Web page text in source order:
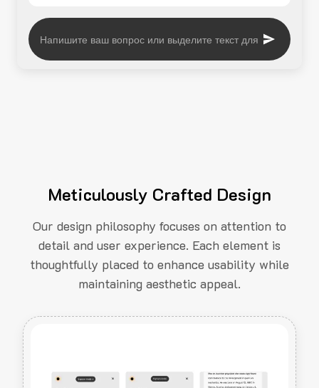
Meticulously Crafted Design
Our design philosophy focuses on attention to
detail and user experience. Each element is
thoughtfully placed to enhance usability while
maintaining aesthetic appeal.